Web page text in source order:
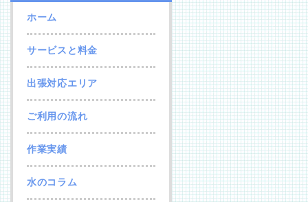
ホーム
サービスと料金
出張対応エリア
ご利用の流れ
作業実績
水のコラム